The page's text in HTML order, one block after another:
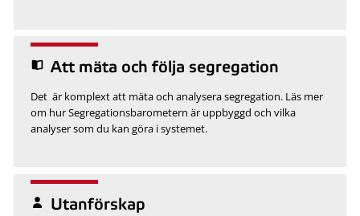
Att mäta och följa segregation
Det är komplext att mäta och analysera segregation. Läs mer
om hur Segregationsbarometern är uppbyggd och vilka
analyser som du kan göra i systemet.
Utanförskap